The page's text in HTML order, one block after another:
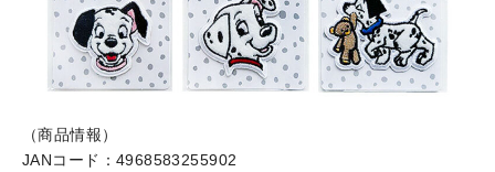
（商品情報）
JANコード：4968583255902